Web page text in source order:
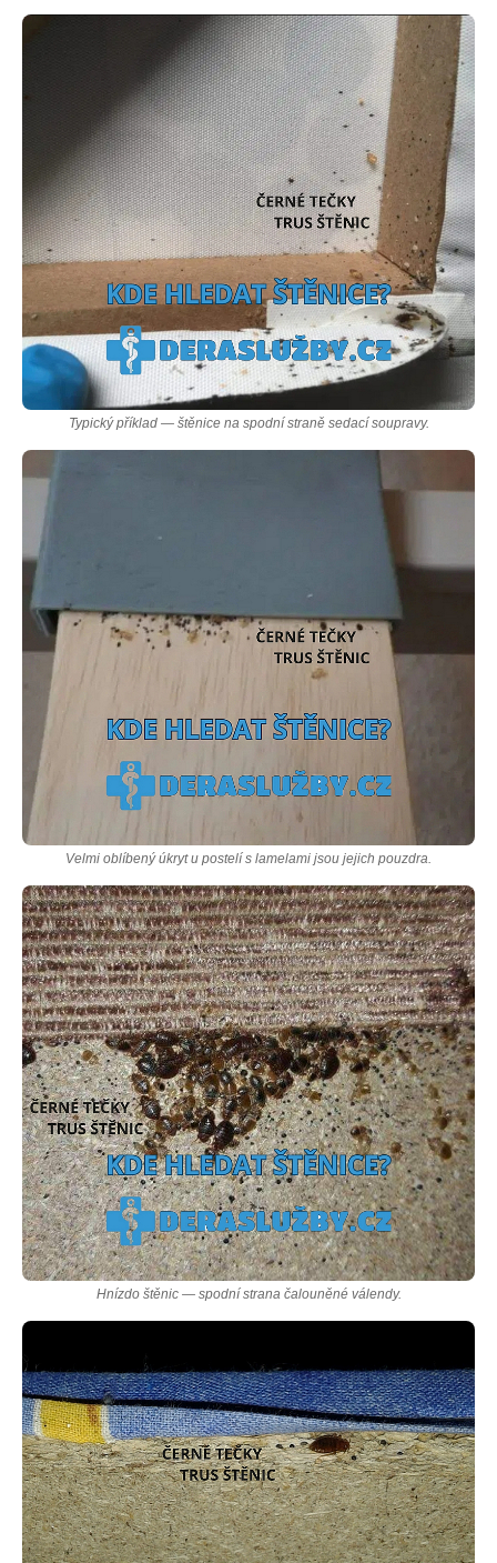
Typický příklad — štěnice na spodní straně sedací soupravy.
Velmi oblíbený úkryt u postelí s lamelami jsou jejich pouzdra.
Hnízdo štěnic — spodní strana čalouněné válendy.